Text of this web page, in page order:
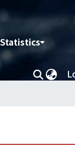
Statistics